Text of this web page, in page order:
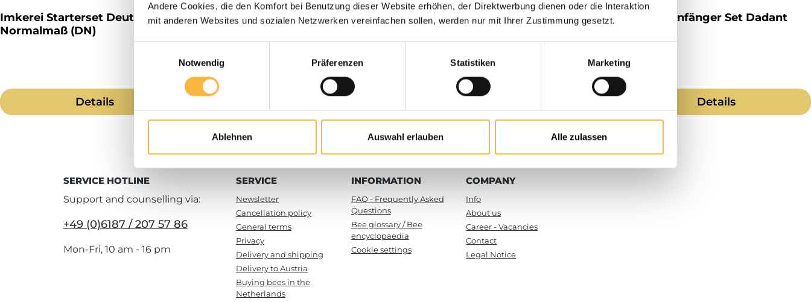
Andere Cookies, die den Komfort bei Benutzung dieser Website erhöhen, der Direktwerbung dienen oder die Interaktion
mit anderen Websites und sozialen Netzwerken vereinfachen sollen, werden nur mit Ihrer Zustimmung gesetzt.
Notwendig
Präferenzen Statistiken Marketing
Ablehnen Auswahl erlauben Alle zulassen
Imkerei Starterset Deutsch
Normalmaß (DN)
Details
Imker Anfänger Set Dadant US Imker-Set Zander Deluxe
Imkerei Anfänger Set Dadant
Details
SERVICE HOTLINE
Support and counselling via:
+49 (0)6187 / 207 57 86
Mon-Fri, 10 am - 16 pm
SERVICE
Newsletter
Cancellation policy
General terms
Privacy
Delivery and shipping
Delivery to Austria
Buying bees in the
Netherlands
INFORMATION
FAQ - Frequently Asked
Questions
Bee glossary / Bee
encyclopaedia
Cookie settings
COMPANY
Info
About us
Career - Vacancies
Contact
Legal Notice